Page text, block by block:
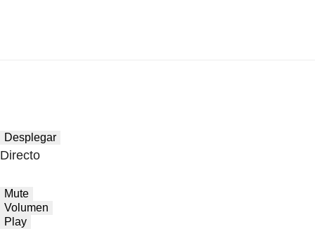
Desplegar
Directo
Mute
Volumen
Play